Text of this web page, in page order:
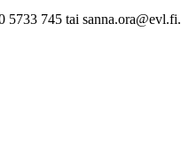
5733 745 tai sanna.ora@evl.fi.